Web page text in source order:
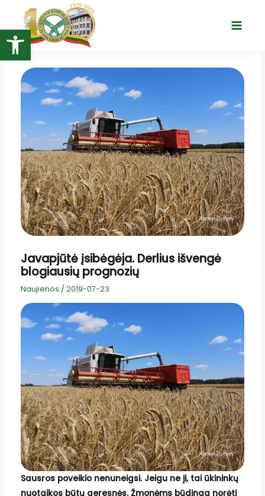
Open toolbar
turinio
Main
Javapjūtė įsibėgėja. Derlius išvengė
blogiausių prognozių
Naujienos / 2019-07-23
Sausros poveikio nenuneigsi. Jeigu ne ji, tai ūkininkų
nuotaikos būtų geresnės. Žmonėms būdinga norėti